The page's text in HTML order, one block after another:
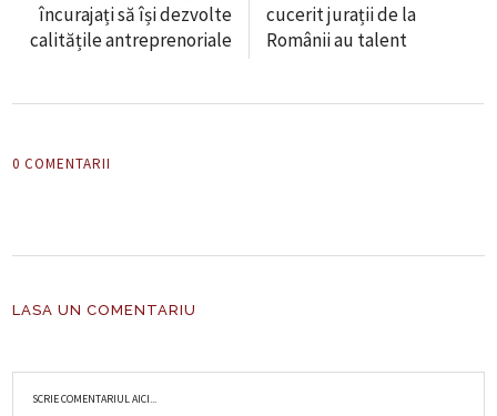
încurajați să își dezvolte
calitățile antreprenoriale
cucerit jurații de la
Românii au talent
0 COMENTARII
LASA UN COMENTARIU